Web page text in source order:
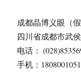
成都晶博义眼（
四川省成都市武
电话：
手机：